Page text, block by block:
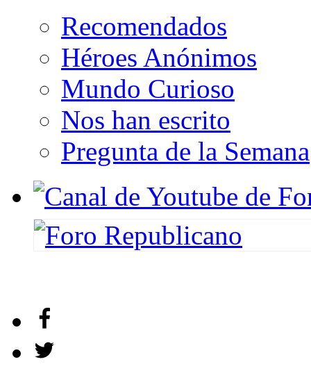
Recomendados
Héroes Anónimos
Mundo Curioso
Nos han escrito
Pregunta de la Semana